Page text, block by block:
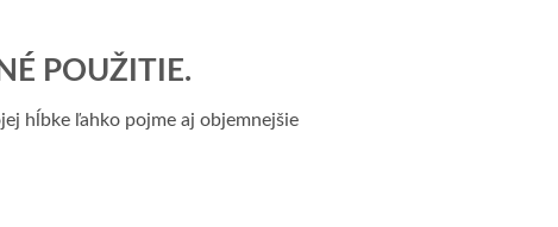
POUŽITIE.
hĺbke ľahko pojme aj objemnejšie